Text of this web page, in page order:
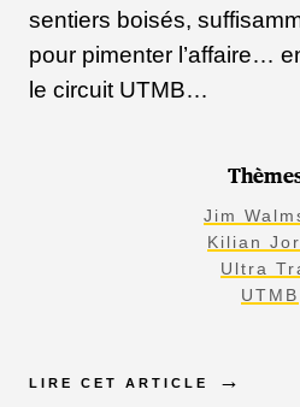
sentiers boisés,
pour pimenter l’affaire…
le circuit UTMB…
Jim
Kilian
Ultra
UTMB
LIRE CET ARTICLE